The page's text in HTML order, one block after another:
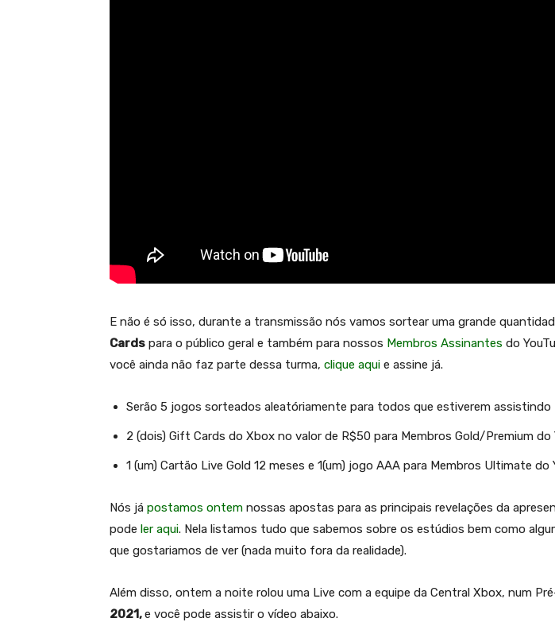
E não é só isso, durante a transmissão nós vamos sortear uma grande
Cards para o público geral e também para nossos Membros Assinantes do
você ainda não faz parte dessa turma, clique aqui e assine já.
Serão 5 jogos sorteados aleatóriamente para todos que estiverem assistindo
2 (dois) Gift Cards do Xbox no valor de R$50 para Membros Gold/Premium do
1 (um) Cartão Live Gold 12 meses e 1(um) jogo AAA para Membros Ultimate do
Nós já postamos ontem nossas apostas para as principais revelações da
pode ler aqui. Nela listamos tudo que sabemos sobre os estúdios bem como
que gostariamos de ver (nada muito fora da realidade).
Além disso, ontem a noite rolou uma Live com a equipe da Central Xbox, num
2021,e você pode assistir o vídeo abaixo.